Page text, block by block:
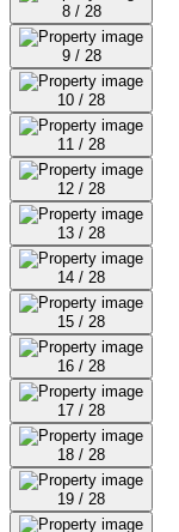
8 / 28
9 / 28
10 / 28
11 / 28
12 / 28
13 / 28
14 / 28
15 / 28
16 / 28
17 / 28
18 / 28
19 / 28